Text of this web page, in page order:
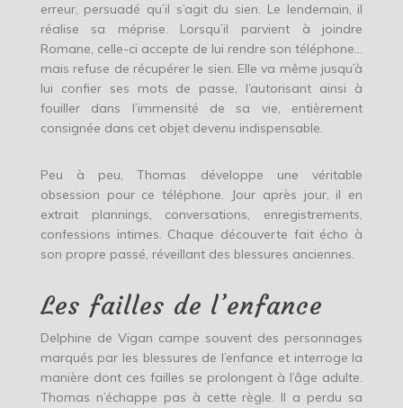
erreur, persuadé qu’il s’agit du sien. Le lendemain, il
réalise sa méprise. Lorsqu’il parvient à joindre
Romane, celle-ci accepte de lui rendre son téléphone…
mais refuse de récupérer le sien. Elle va même jusqu’à
lui confier ses mots de passe, l’autorisant ainsi à
fouiller dans l’immensité de sa vie, entièrement
consignée dans cet objet devenu indispensable.
Peu à peu, Thomas développe une véritable
obsession pour ce téléphone. Jour après jour, il en
extrait plannings, conversations, enregistrements,
confessions intimes. Chaque découverte fait écho à
son propre passé, réveillant des blessures anciennes.
Les failles de l’enfance
Delphine de Vigan campe souvent des personnages
marqués par les blessures de l’enfance et interroge la
manière dont ces failles se prolongent à l’âge adulte.
Thomas n’échappe pas à cette règle. Il a perdu sa